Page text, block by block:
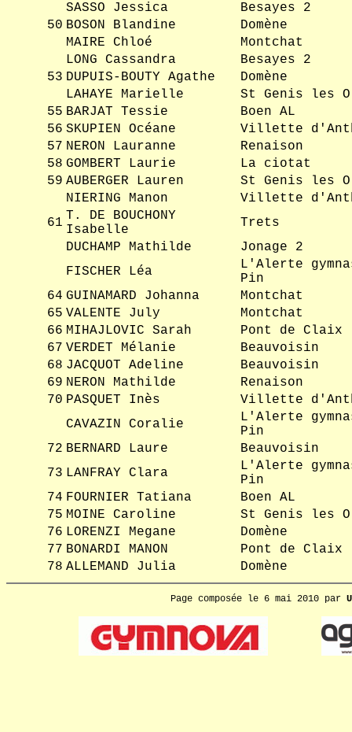
SASSO Jessica
Besayes 2
50 BOSON Blandine
Domène
MAIRE Chloé
Montchat
LONG Cassandra
Besayes 2
53 DUPUIS-BOUTY Agathe
Domène
LAHAYE Marielle
St Genis les
55 BARJAT Tessie
Boen AL
56 SKUPIEN Océane
Villette
57 NERON Lauranne
Renaison
58 GOMBERT Laurie
La ciotat
59 AUBERGER Lauren
St Genis les
NIERING Manon
Villette
61 T. DE BOUCHONY
Isabelle
Trets
DUCHAMP Mathilde
Jonage 2
FISCHER Léa
L'Alerte
Pin
64 GUINAMARD Johanna
Montchat
65 VALENTE July
Montchat
66 MIHAJLOVIC Sarah
Pont de Claix
67 VERDET Mélanie
Beauvoisin
68 JACQUOT Adeline
Beauvoisin
69 NERON Mathilde
Renaison
70 PASQUET Inès
Villette
CAVAZIN Coralie
L'Alerte
Pin
72 BERNARD Laure
Beauvoisin
73 LANFRAY Clara
L'Alerte
Pin
74 FOURNIER Tatiana
Boen AL
75 MOINE Caroline
St Genis les
76 LORENZI Megane
Domène
77 BONARDI MANON
Pont de Claix
78 ALLEMAND Julia Domène
Page composée le 6 mai 2010 par